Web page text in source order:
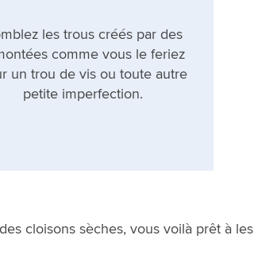
les trous créés par des
comme vous le feriez
un trou de vis ou toute autre
petite imperfection.
cloisons sèches, vous voilà prêt à les